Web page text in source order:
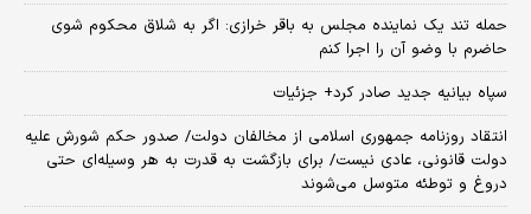
حمله تند یک نماینده مجلس به باقر خرازی: اگر به شلاق محکوم شوی
حاضرم با وضو آن را اجرا کنم
سپاه بیانیه جدید صادر کرد+ جزئیات
انتقاد روزنامه جمهوری اسلامی از مخالفان دولت/ صدور حکم شورش علیه
دولت قانونی، عادی نیست/ برای بازگشت به قدرت به هر وسیله‌ای حتی
دروغ و توطئه متوسل می‌شوند